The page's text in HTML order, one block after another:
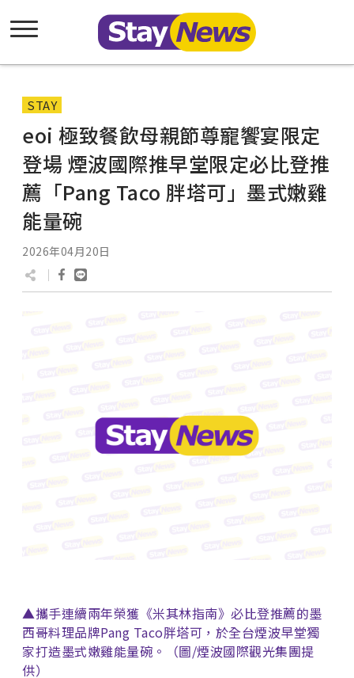
STAY
eoi 極致餐飲母親節尊寵饗宴限定
登場 煙波國際推早堂限定必比登推
薦「Pang Taco 胖塔可」墨式嫩雞
能量碗
2026年04月20日
▲攜手連續兩年榮獲《米其林指南》必比登推薦的墨
西哥料理品牌Pang Taco胖塔可，於全台煙波早堂獨
家打造墨式嫩雞能量碗。（圖/煙波國際觀光集團提
供）